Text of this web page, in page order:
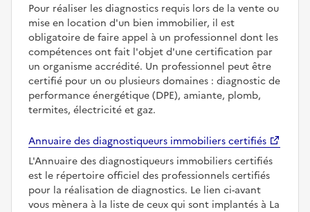
Pour réaliser les diagnostics requis lors de la vente ou
mise en location d'un bien immobilier, il est
obligatoire de faire appel à un professionnel dont les
compétences ont fait l'objet d'une certification par
un organisme accrédité. Un professionnel peut être
certifié pour un ou plusieurs domaines : diagnostic de
performance énergétique (DPE), amiante, plomb,
termites, électricité et gaz.
Annuaire des diagnostiqueurs immobiliers certifiés
L'Annuaire des diagnostiqueurs immobiliers certifiés
est le répertoire officiel des professionnels certifiés
pour la réalisation de diagnostics. Le lien ci-avant
vous mènera à la liste de ceux qui sont implantés à La